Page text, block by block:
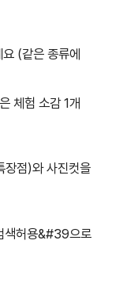
(같은 종류에
체험 소감 1개
장점)와 사진컷을
색허용&#39으로